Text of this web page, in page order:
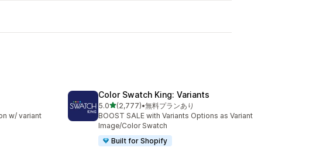
w/ variant
Color Swatch King: Variants
5.05つ星中
(2,777)
合計レビュー数：2777件
•無料プランあり
BOOST SALE with Variants Options as Variant
Image/Color Swatch
Built for Shopify